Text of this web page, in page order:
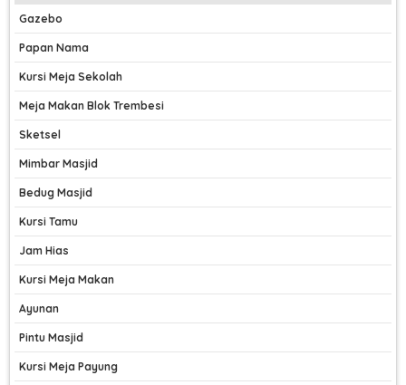
Gazebo
Papan Nama
Kursi Meja Sekolah
Meja Makan Blok Trembesi
Sketsel
Mimbar Masjid
Bedug Masjid
Kursi Tamu
Jam Hias
Kursi Meja Makan
Ayunan
Pintu Masjid
Kursi Meja Payung